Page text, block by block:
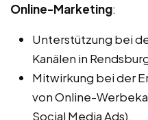
Online-Marketing:
Unterstützung bei
Kanälen in
Mitwirkung bei der
von Online-
Social Media Ads).